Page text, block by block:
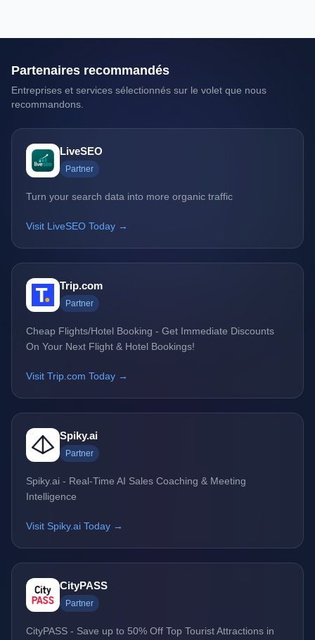
Partenaires recommandés
Entreprises et services sélectionnés sur le volet que nous
recommandons.
LiveSEO
Partner
Turn your search data into more organic traffic
Visit LiveSEO Today →
Trip.com
Partner
Cheap Flights/Hotel Booking - Get Immediate Discounts
On Your Next Flight & Hotel Bookings!
Visit Trip.com Today →
Spiky.ai
Partner
Spiky.ai - Real-Time AI Sales Coaching & Meeting
Intelligence
Visit Spiky.ai Today →
CityPASS
Partner
CityPASS - Save up to 50% Off Top Tourist Attractions in